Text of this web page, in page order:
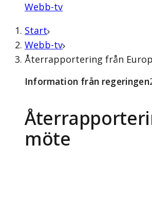
Webb-tv
Start
Webb-tv
Återrapportering från
möte
Information från regeringen